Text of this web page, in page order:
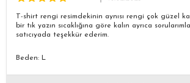
T-shirt rengi resimdekinin aynısı rengi çok güzel
bir tık yazın sıcaklığına göre kalın ayrıca
satıcıyada teşekkür ederim.
Beden: L